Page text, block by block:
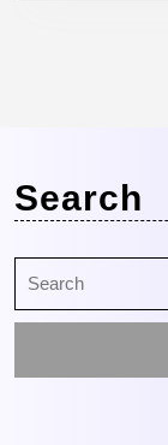
Search
for: